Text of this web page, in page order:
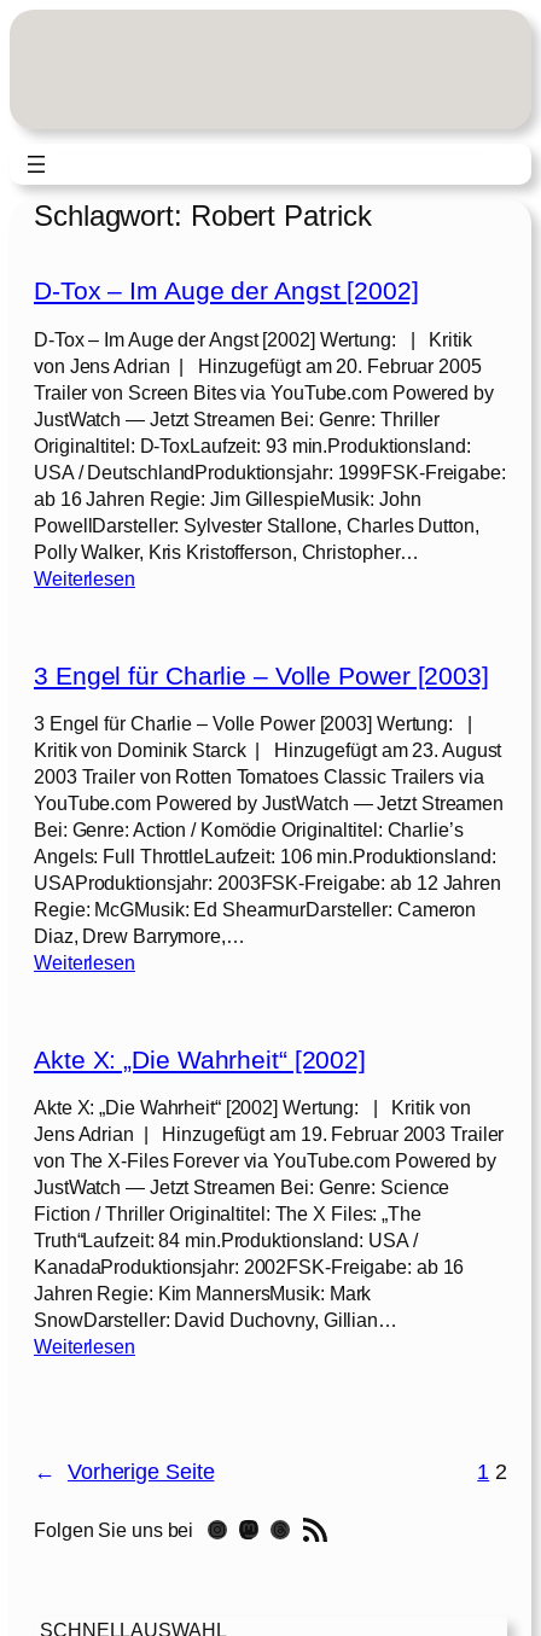
Zum
Schlagwort: Robert Patrick
D-Tox – Im Auge der Angst [2002]
D-Tox – Im Auge der Angst [2002] Wertung: | Kritik
von Jens Adrian | Hinzugefügt am 20. Februar 2005
Trailer von Screen Bites via YouTube.com Powered by
JustWatch — Jetzt Streamen Bei: Genre: Thriller
Originaltitel: D-ToxLaufzeit: 93 min.Produktionsland:
USA / DeutschlandProduktionsjahr: 1999FSK-Freigabe:
ab 16 Jahren Regie: Jim GillespieMusik: John
PowellDarsteller: Sylvester Stallone, Charles Dutton,
Polly Walker, Kris Kristofferson, Christopher…
Weiterlesen:
o
–
I
m
A
u
g
e
d
e
r
g
t
2
0
0
2
]
3 Engel für Charlie – Volle Power [2003]
3 Engel für Charlie – Volle Power [2003] Wertung: |
Kritik von Dominik Starck | Hinzugefügt am 23. August
2003 Trailer von Rotten Tomatoes Classic Trailers via
YouTube.com Powered by JustWatch — Jetzt Streamen
Bei: Genre: Action / Komödie Originaltitel: Charlie’s
Angels: Full ThrottleLaufzeit: 106 min.Produktionsland:
USAProduktionsjahr: 2003FSK-Freigabe: ab 12 Jahren
Regie: McGMusik: Ed ShearmurDarsteller: Cameron
Diaz, Drew Barrymore,…
Weiterlesen:
g
l
ü
C
h
a
r
l
i
o
w
Akte X: „Die Wahrheit“ [2002]
Akte X: „Die Wahrheit“ [2002] Wertung: | Kritik von
Jens Adrian | Hinzugefügt am 19. Februar 2003 Trailer
von The X-Files Forever via YouTube.com Powered by
JustWatch — Jetzt Streamen Bei: Genre: Science
Fiction / Thriller Originaltitel: The X Files: „The
Truth“Laufzeit: 84 min.Produktionsland: USA /
KanadaProduktionsjahr: 2002FSK-Freigabe: ab 16
Jahren Regie: Kim MannersMusik: Mark
SnowDarsteller: David Duchovny, Gillian…
Weiterlesen:
X
„
← Vorherige Seite 1 2
Folgen Sie uns bei Instagram Mastodon Threads RSS-Feed
SCHNELLAUSWAHL